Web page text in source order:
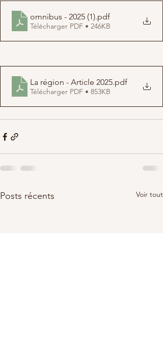
omnibus - 2025 (1).pdf
Télécharger PDF • 246KB
La région - Article 2025.pdf
Télécharger PDF • 853KB
Posts récents Voir tout